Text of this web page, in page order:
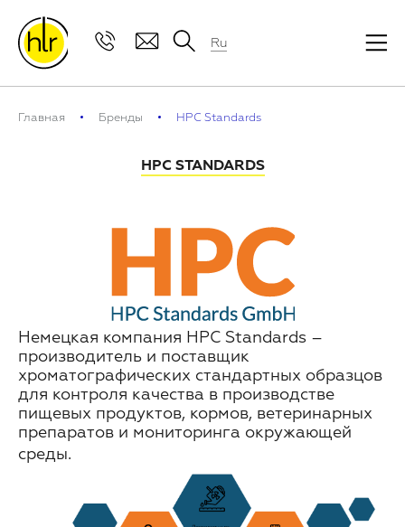
Ru
Главная Бренды HPC Standards
HPC STANDARDS
Немецкая компания HPC Standards –
производитель и поставщик
хроматографических стандартных образцов
для контроля качества в производстве
пищевых продуктов, кормов, ветеринарных
препаратов и мониторинга окружающей
среды.